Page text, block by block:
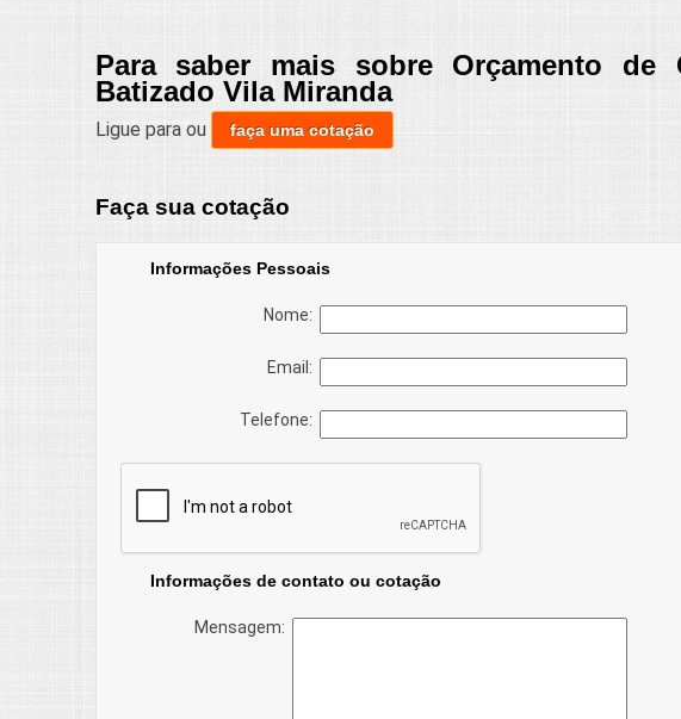
Para saber mais sobre Orçamento de
Batizado Vila Miranda
Ligue para ou faça uma cotação
Faça sua cotação
Informações Pessoais
Nome:
Email:
Telefone:
Informações de contato ou cotação
Mensagem: